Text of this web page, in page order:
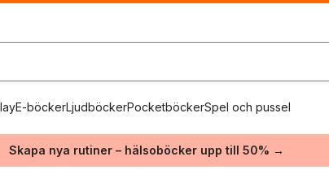
E-böckerLjudböckerPocketböckerSpel och pussel
Skapa nya rutiner – hälsoböcker upp till 50% →